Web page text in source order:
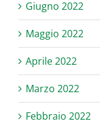
Giugno 2022
Maggio 2022
Aprile 2022
Marzo 2022
Febbraio 2022